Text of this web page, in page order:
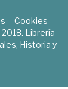
Cookies
Librería
Historia y